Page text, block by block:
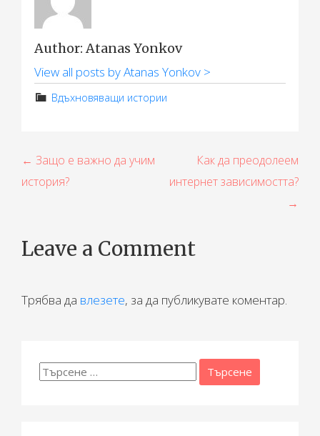
Author: Atanas Yonkov
View all posts by Atanas Yonkov >
Вдъхновяващи истории
Н
а
и
а
← Защо е важно да учим
история?
Как да преодолеем
интернет зависимостта?
→
Leave a Comment
Трябва да влезете, за да публикувате коментар.
Търсене